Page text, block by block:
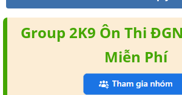
Group 2K9 Ôn Thi
Miễn Phí